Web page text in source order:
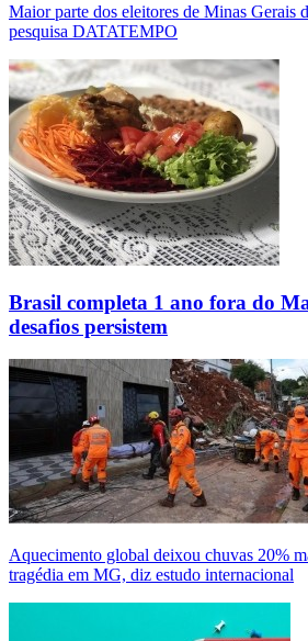
Maior parte dos eleitores de Minas Gerais
pesquisa DATATEMPO
Brasil completa 1 ano fora do
desafios persistem
Aquecimento global deixou chuvas 20%
tragédia em MG, diz estudo internacional